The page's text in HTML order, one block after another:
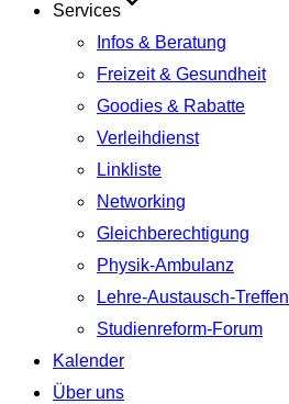
Services
Infos & Beratung
Freizeit & Gesundheit
Goodies & Rabatte
Verleihdienst
Linkliste
Networking
Gleichberechtigung
Physik-Ambulanz
Lehre-Austausch-Treffen
Studienreform-Forum
Kalender
Über uns